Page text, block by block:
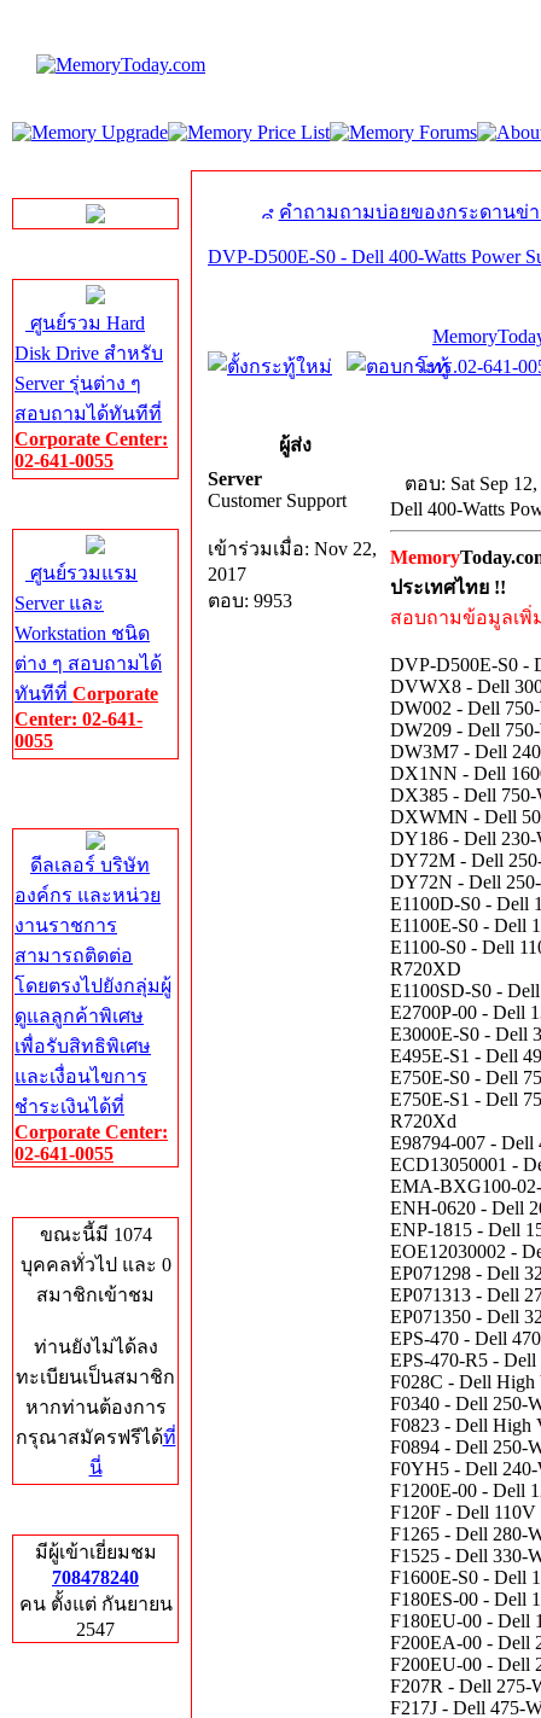
ศูนย์รวม Hard
Disk Drive สำหรับ
Server รุ่นต่าง ๆ
สอบถามได้ทันทีที่
Corporate Center:
02-641-0055
ศูนย์รวมแรม
Server และ
Workstation ชนิด
ต่าง ๆ สอบถามได้
ทันทีที่ Corporate
Center: 02-641-
0055
ดีลเลอร์ บริษัท
องค์กร และหน่วย
งานราชการ
สามารถติดต่อ
โดยตรงไปยังกลุ่มผู้
ดูแลลูกค้าพิเศษ
เพื่อรับสิทธิพิเศษ
และเงื่อนไขการ
ชำระเงินได้ที่
Corporate Center:
02-641-0055
ขณะนี้มี 1074
บุคคลทั่วไป และ 0
สมาชิกเข้าชม
ท่านยังไม่ได้ลง
ทะเบียนเป็นสมาชิก
หากท่านต้องการ
กรุณาสมัครฟรีได้ที่
นี่
มีผู้เข้าเยี่ยมชม
708478240
คน ตั้งแต่ กันยายน
2547
คำถามถามบ่อยของกระดานข่
DVP-D500E-S0 - Dell 400-Watts Power
โทร.02-641-
ผู้ส่ง
Server
Customer Support
เข้าร่วมเมื่อ: Nov 22,
2017
ตอบ: 9953
ตอบ: Sat Sep
Dell 400-Watts
Memory
ประเทศไทย !!
สอบถามข้อมูลเพิ่
DVP-D500E-S0 -
DVWX8 - Dell
DW002 - Dell
DW209 - Dell
DW3M7 - Dell
DX1NN - Dell
DX385 - Dell 750-
DXWMN - Dell
DY186 - Dell 230-
DY72M - Dell
DY72N - Dell
E1100D-S0 - Dell
E1100E-S0 - Dell
E1100-S0 - Dell
R720XD
E1100SD-S0 -
E2700P-00 - Dell
E3000E-S0 - Dell
E495E-S1 - Dell
E750E-S0 - Dell
E750E-S1 - Dell
R720Xd
E98794-007 - Dell
ECD13050001 -
EMA-BXG100-
ENH-0620 - Dell
ENP-1815 - Dell
EOE12030002 -
EP071298 - Dell
EP071313 - Dell
EP071350 - Dell
EPS-470 - Dell
EPS-470-R5 - Dell
F028C - Dell High
F0340 - Dell 250-
F0823 - Dell High
F0894 - Dell 250-
F0YH5 - Dell 240-
F1200E-00 - Dell
F120F - Dell 110V
F1265 - Dell 280-
F1525 - Dell 330-
F1600E-S0 - Dell
F180ES-00 - Dell
F180EU-00 - Dell
F200EA-00 - Dell
F200EU-00 - Dell
F207R - Dell 275-
F217J - Dell 475-